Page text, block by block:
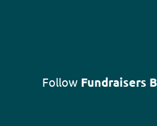
Follow Fundraisers